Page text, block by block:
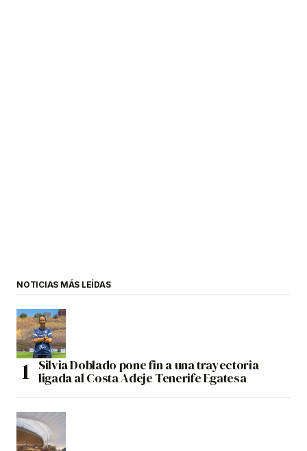
NOTICIAS MÁS LEÍDAS
Silvia Doblado pone fin a una trayectoria
ligada al Costa Adeje Tenerife Egatesa